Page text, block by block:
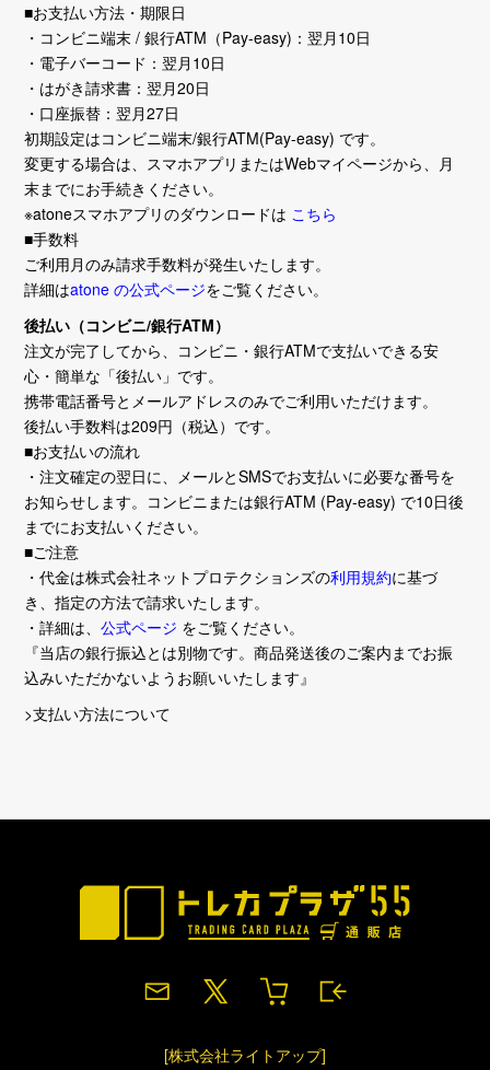
■お支払い方法・期限日
・コンビニ端末 / 銀行ATM（Pay-easy)：翌月10日
・電子バーコード：翌月10日
・はがき請求書：翌月20日
・口座振替：翌月27日
初期設定はコンビニ端末/銀行ATM(Pay-easy) です。
変更する場合は、スマホアプリまたはWebマイページから、月
末までにお手続きください。
※atoneスマホアプリのダウンロードは こちら
■手数料
ご利用月のみ請求手数料が発生いたします。
詳細はatone の公式ページをご覧ください。
後払い（コンビニ/銀行ATM）
注文が完了してから、コンビニ・銀行ATMで支払いできる安
心・簡単な「後払い」です。
携帯電話番号とメールアドレスのみでご利用いただけます。
後払い手数料は209円（税込）です。
■お支払いの流れ
・注文確定の翌日に、メールとSMSでお支払いに必要な番号を
お知らせします。コンビニまたは銀行ATM (Pay-easy) で10日後
までにお支払いください。
■ご注意
・代金は株式会社ネットプロテクションズの利用規約に基づ
き、指定の方法で請求いたします。
・詳細は、公式ページ をご覧ください。
『当店の銀行振込とは別物です。商品発送後のご案内までお振
込みいただかないようお願いいたします』
>支払い方法について
[株式会社ライトアップ]